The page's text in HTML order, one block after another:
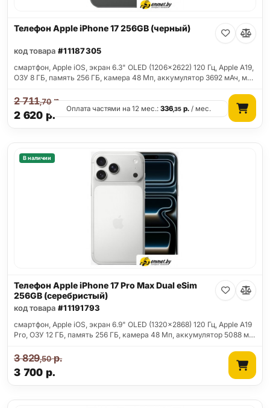
Телефон Apple iPhone 17 256GB (черный)
код товара #11187305
смартфон, Apple iOS, экран 6.3" OLED (1206x2622) 120 Гц, Apple A19,
ОЗУ 8 ГБ, память 256 ГБ, камера 48 Мп, аккумулятор 3692 мАч, м…
2 620 р.
2 711,70р.
Оплата частями на 12 мес.:336,35 р. / мес.
В наличии
Телефон Apple iPhone 17 Pro Max Dual eSim
256GB (серебристый)
код товара #11191793
смартфон, Apple iOS, экран 6.9" OLED (1320x2868) 120 Гц, Apple A19
Pro, ОЗУ 12 ГБ, память 256 ГБ, камера 48 Мп, аккумулятор 5088 м…
3 700 р.
3 829,50р.